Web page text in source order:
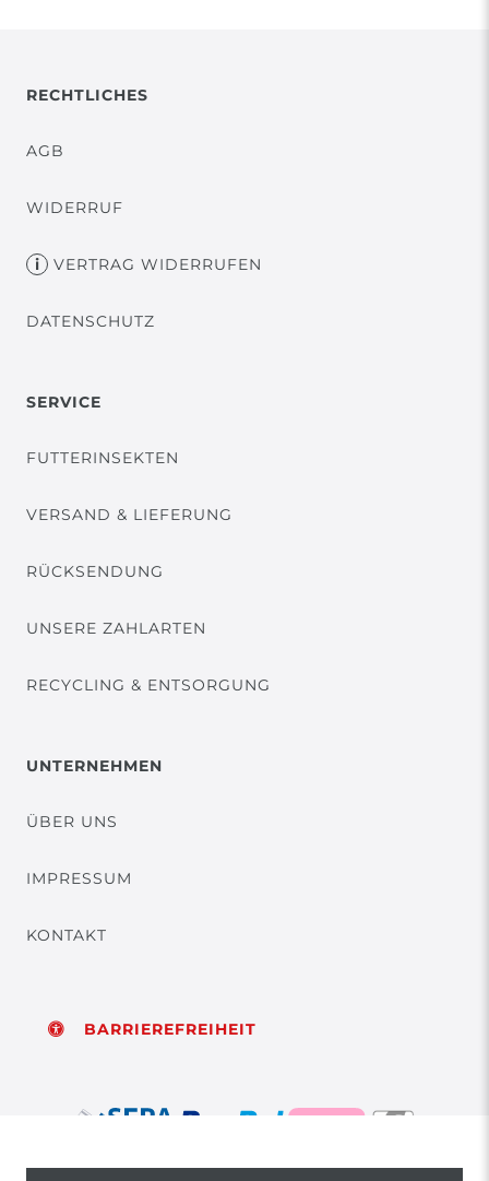
RECHTLICHES
AGB
WIDERRUF
VERTRAG WIDERRUFEN
DATENSCHUTZ
SERVICE
FUTTERINSEKTEN
VERSAND & LIEFERUNG
RÜCKSENDUNG
UNSERE ZAHLARTEN
RECYCLING & ENTSORGUNG
UNTERNEHMEN
ÜBER UNS
IMPRESSUM
KONTAKT
BARRIEREFREIHEIT